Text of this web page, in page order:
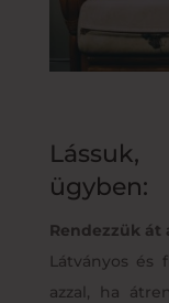
ügyben:
Rendezzük át
Látványos és
azzal, ha